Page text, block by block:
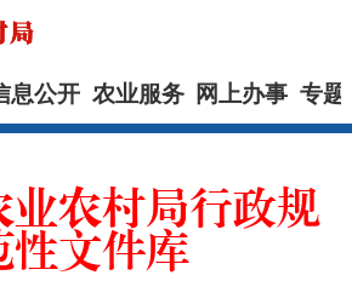
息公开 农业服务 网上办事 专题
业农村局行政规
性文件库